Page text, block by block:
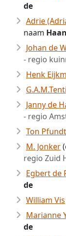
de
Adrie
naam
Johan de
- regio
Henk
Janny de
- regio
Ton Pfundt
M. Jonker
regio Zuid
Egbert de
de
William Vis
Marianne
de